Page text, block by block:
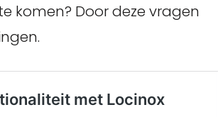
komen? Door deze vragen